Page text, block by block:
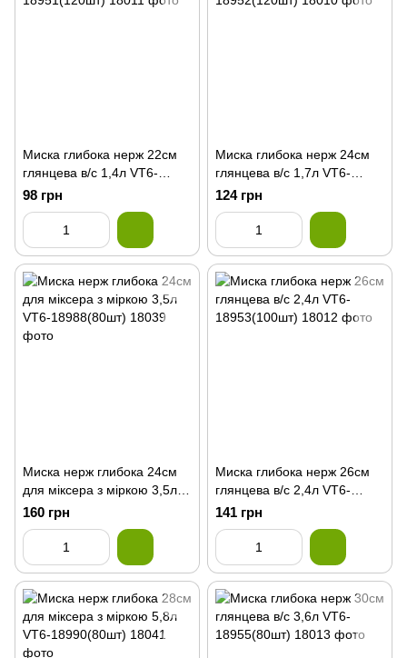
Миска глибока нерж 22см
глянцева в/с 1,4л VT6-
18951(120шт)
98 грн
Миска глибока нерж 24см
глянцева в/с 1,7л VT6-
18952(120шт)
124 грн
Миска нерж глибока 24см
для міксера з міркою 3,5л
VT6-18988(80шт)
160 грн
Миска глибока нерж 26см
глянцева в/с 2,4л VT6-
18953(100шт)
141 грн